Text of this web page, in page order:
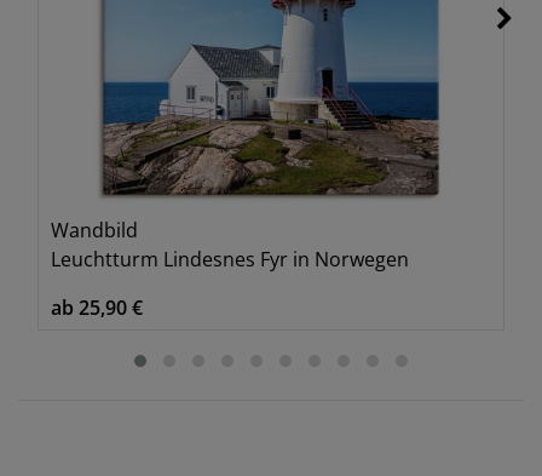
Wandbild
Leuchtturm Lindesnes Fyr in Norwegen
ab 25,90 €